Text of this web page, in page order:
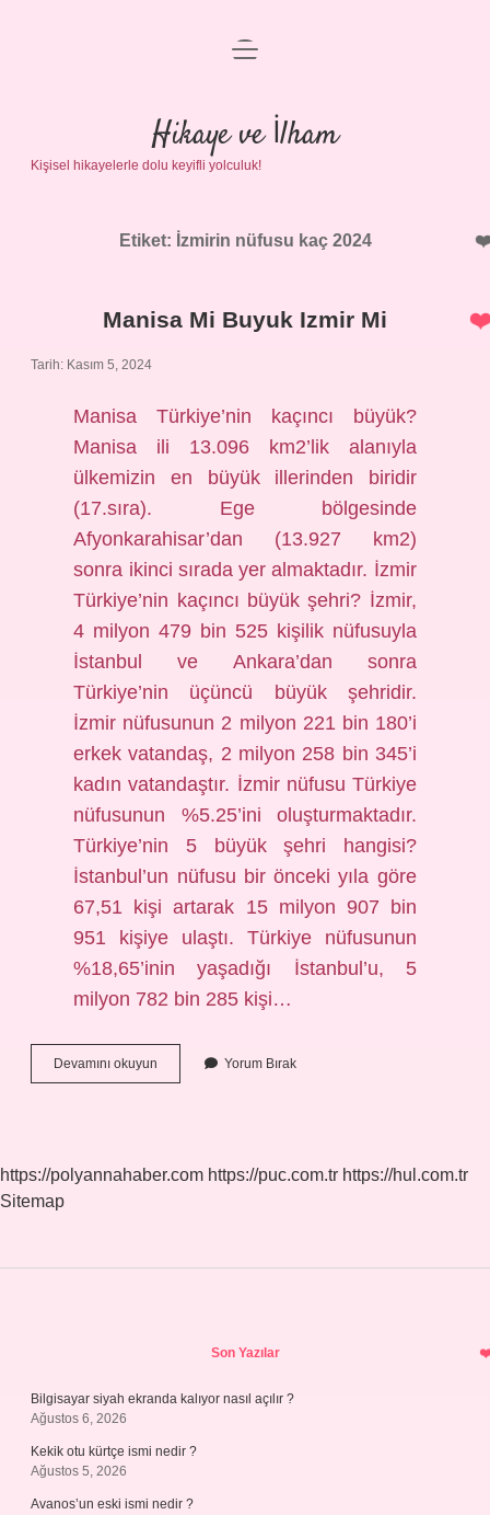
Anasayfa
Gizlilik Politikası
Yasal Uyarı
menüyü
Hikaye ve İlham
Kişisel hikayelerle dolu keyifli yolculuk!
Etiket: İzmirin nüfusu kaç 2024
Manisa Mi Buyuk Izmir Mi
Tarih: Kasım 5, 2024
Manisa Türkiye’nin kaçıncı büyük?
Manisa ili 13.096 km2’lik alanıyla
ülkemizin en büyük illerinden biridir
(17.sıra). Ege bölgesinde
Afyonkarahisar’dan (13.927 km2)
sonra ikinci sırada yer almaktadır. İzmir
Türkiye’nin kaçıncı büyük şehri? İzmir,
4 milyon 479 bin 525 kişilik nüfusuyla
İstanbul ve Ankara’dan sonra
Türkiye’nin üçüncü büyük şehridir.
İzmir nüfusunun 2 milyon 221 bin 180’i
erkek vatandaş, 2 milyon 258 bin 345’i
kadın vatandaştır. İzmir nüfusu Türkiye
nüfusunun %5.25’ini oluşturmaktadır.
Türkiye’nin 5 büyük şehri hangisi?
İstanbul’un nüfusu bir önceki yıla göre
67,51 kişi artarak 15 milyon 907 bin
951 kişiye ulaştı. Türkiye nüfusunun
%18,65’inin yaşadığı İstanbul’u, 5
milyon 782 bin 285 kişi…
Devamını okuyun
Mi
Yorum Bırak
https://polyannahaber.com https://puc.com.tr https://hul.com.tr
Sitemap
Son Yazılar
Bilgisayar siyah ekranda kalıyor nasıl açılır ?
Ağustos 6, 2026
Kekik otu kürtçe ismi nedir ?
Ağustos 5, 2026
Avanos’un eski ismi nedir ?